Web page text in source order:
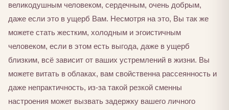
великодушным человеком, сердечным, очень добрым,
даже если это в ущерб Вам. Несмотря на это, Вы так же
можете стать жестким, холодным и эгоистичным
человеком, если в этом есть выгода, даже в ущерб
близким, всё зависит от ваших устремлений в жизни. Вы
можете витать в облаках, вам свойственна рассеянность и
даже непрактичность, из-за такой резкой сменны
настроения может вызвать задержку вашего личного